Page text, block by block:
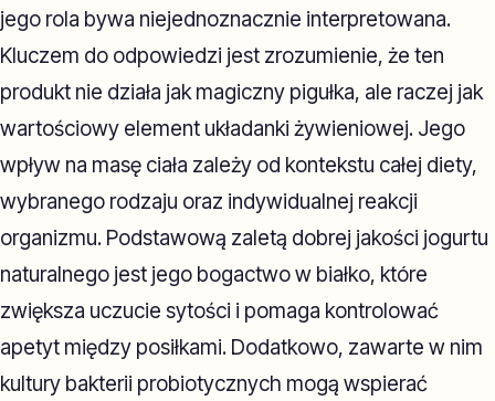
jego rola bywa niejednoznacznie interpretowana.
Kluczem do odpowiedzi jest zrozumienie, że ten
produkt nie działa jak magiczny pigułka, ale raczej jak
wartościowy element układanki żywieniowej. Jego
wpływ na masę ciała zależy od kontekstu całej diety,
wybranego rodzaju oraz indywidualnej reakcji
organizmu. Podstawową zaletą dobrej jakości jogurtu
naturalnego jest jego bogactwo w białko, które
zwiększa uczucie sytości i pomaga kontrolować
apetyt między posiłkami. Dodatkowo, zawarte w nim
kultury bakterii probiotycznych mogą wspierać